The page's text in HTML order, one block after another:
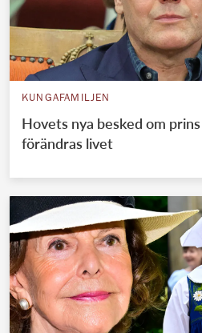
KUNGAFAMILJEN
Hovets nya besked om
förändras livet